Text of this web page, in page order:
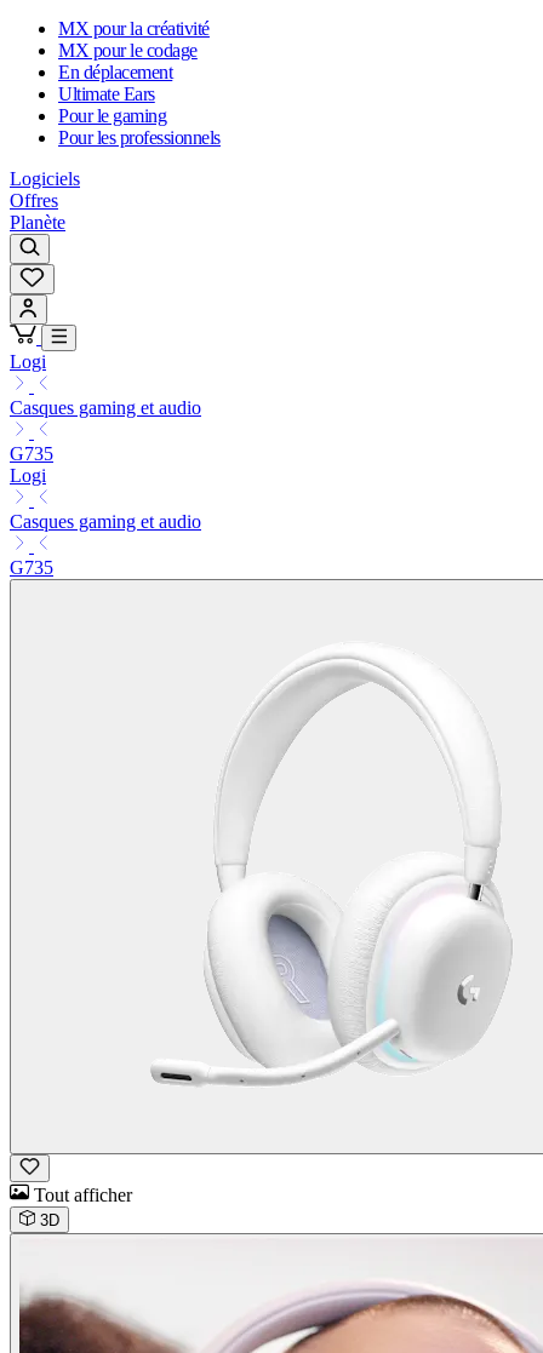
MX pour la créativité
MX pour le codage
En déplacement
Ultimate Ears
Pour le gaming
Pour les professionnels
Logiciels
Offres
Planète
Logi
Casques gaming et audio
G735
Logi
Casques gaming et audio
G735
Tout afficher
3D